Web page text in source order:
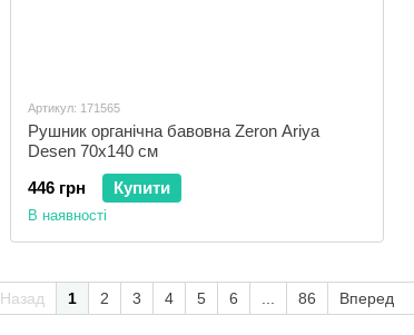
Артикул: 171565
Рушник органічна бавовна Zeron Ariya
Desen 70x140 см
446 грн
Купити
В наявності
Назад 1 2 3 4 5 6 86 Вперед